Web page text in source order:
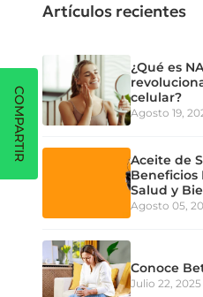
Artículos recientes
¿Qué es
celular?
Agosto 19,
Aceite de
Beneficios
Salud y
Agosto 05,
Conoce
Julio 22, 2025
COMPARTIR